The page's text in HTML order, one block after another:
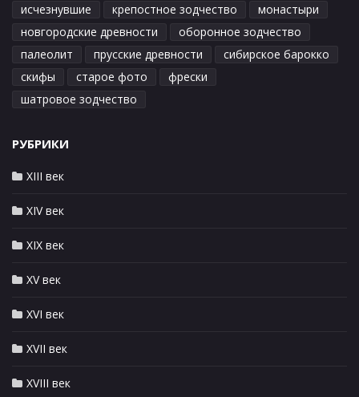
исчезнувшие
крепостное зодчество
монастыри
новгородские древности
оборонное зодчество
палеолит
прусские древности
сибирское барокко
скифы
старое фото
фрески
шатровое зодчество
РУБРИКИ
XIII век
XIV век
XIX век
XV век
XVI век
XVII век
XVIII век